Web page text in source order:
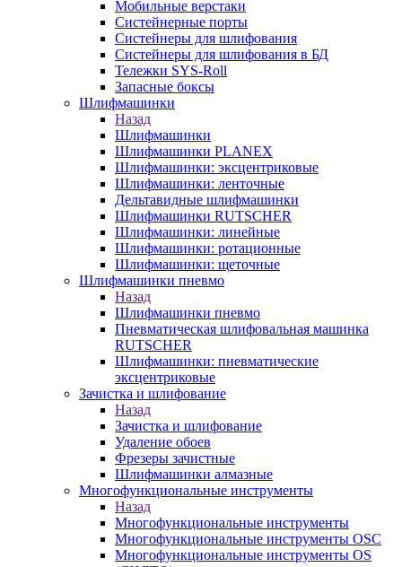
Мобильные верстаки
Систейнерные порты
Систейнеры для шлифования
Систейнеры для шлифования в БД
Тележки SYS-Roll
Запасные боксы
Шлифмашинки
Назад
Шлифмашинки
Шлифмашинки PLANEX
Шлифмашинки: эксцентриковые
Шлифмашинки: ленточные
Дельтавидные шлифмашинки
Шлифмашинки RUTSCHER
Шлифмашинки: линейные
Шлифмашинки: ротационные
Шлифмашинки: щеточные
Шлифмашинки пневмо
Назад
Шлифмашинки пневмо
Пневматическая шлифовальная машинка
RUTSCHER
Шлифмашинки: пневматические
эксцентриковые
Зачистка и шлифование
Назад
Зачистка и шлифование
Удаление обоев
Фрезеры зачистные
Шлифмашинки алмазные
Многофункциональные инструменты
Назад
Многофункциональные инструменты
Многофункциональные инструменты OSC
Многофункциональные инструменты OS